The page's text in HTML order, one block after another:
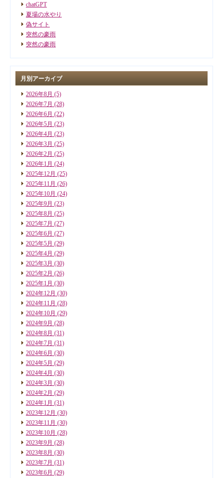
chatGPT
夏場の水やり
偽サイト
突然の豪雨
突然の豪雨
月別アーカイブ
2026年8月 (5)
2026年7月 (28)
2026年6月 (22)
2026年5月 (23)
2026年4月 (23)
2026年3月 (25)
2026年2月 (25)
2026年1月 (24)
2025年12月 (25)
2025年11月 (26)
2025年10月 (24)
2025年9月 (23)
2025年8月 (25)
2025年7月 (27)
2025年6月 (27)
2025年5月 (29)
2025年4月 (29)
2025年3月 (30)
2025年2月 (26)
2025年1月 (30)
2024年12月 (30)
2024年11月 (28)
2024年10月 (29)
2024年9月 (28)
2024年8月 (31)
2024年7月 (31)
2024年6月 (30)
2024年5月 (29)
2024年4月 (30)
2024年3月 (30)
2024年2月 (29)
2024年1月 (31)
2023年12月 (30)
2023年11月 (30)
2023年10月 (28)
2023年9月 (28)
2023年8月 (30)
2023年7月 (31)
2023年6月 (29)